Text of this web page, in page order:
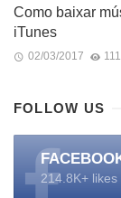
Como baixar
iTunes
02/03/2017
FOLLOW US
214.8K+ likes